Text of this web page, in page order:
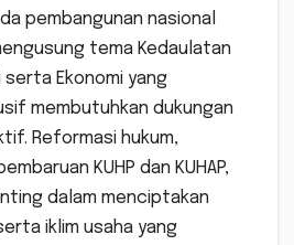
pembangunan nasional
tema Kedaulatan
serta Ekonomi yang
membutuhkan dukungan
Reformasi hukum,
KUHP dan KUHAP,
dalam menciptakan
iklim usaha yang